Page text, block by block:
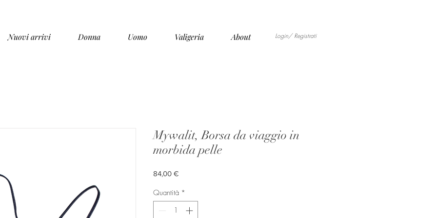
Nuovi arrivi Donna Uomo Valigeria About Login/ Registrati
Mywalit, Borsa da viaggio in
morbida pelle
84,00 €Prezzo
Quantità *